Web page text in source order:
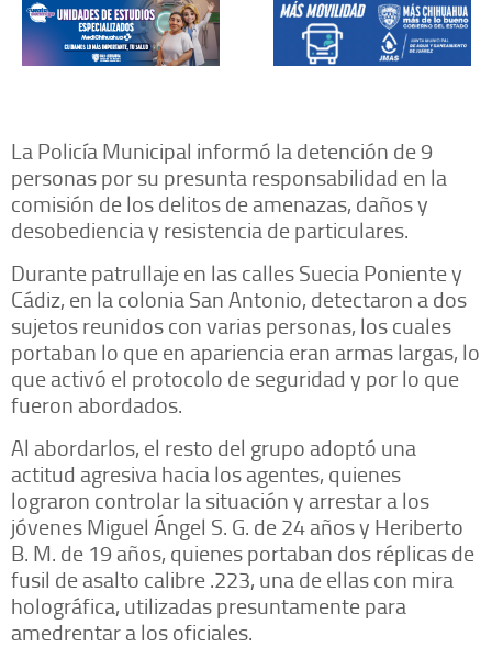
La Policía Municipal informó la detención de 9
personas por su presunta responsabilidad en la
comisión de los delitos de amenazas, daños y
desobediencia y resistencia de particulares.
Durante patrullaje en las calles Suecia Poniente y
Cádiz, en la colonia San Antonio, detectaron a dos
sujetos reunidos con varias personas, los cuales
portaban lo que en apariencia eran armas largas, lo
que activó el protocolo de seguridad y por lo que
fueron abordados.
Al abordarlos, el resto del grupo adoptó una
actitud agresiva hacia los agentes, quienes
lograron controlar la situación y arrestar a los
jóvenes Miguel Ángel S. G. de 24 años y Heriberto
B. M. de 19 años, quienes portaban dos réplicas de
fusil de asalto calibre .223, una de ellas con mira
holográfica, utilizadas presuntamente para
amedrentar a los oficiales.